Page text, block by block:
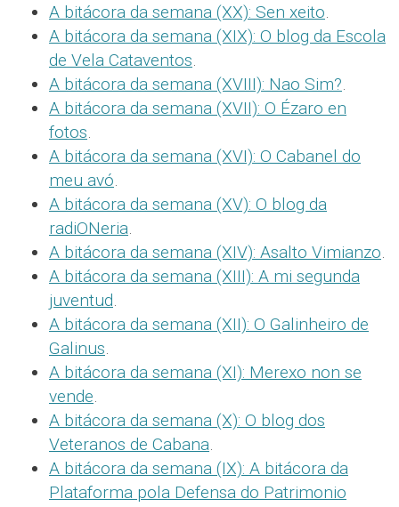
A bitácora da semana (XX): Sen xeito.
A bitácora da semana (XIX): O blog da Escola
de Vela Cataventos.
A bitácora da semana (XVIII): Nao Sim?.
A bitácora da semana (XVII): O Ézaro en
fotos.
A bitácora da semana (XVI): O Cabanel do
meu avó.
A bitácora da semana (XV): O blog da
radiONeria.
A bitácora da semana (XIV): Asalto Vimianzo.
A bitácora da semana (XIII): A mi segunda
juventud.
A bitácora da semana (XII): O Galinheiro de
Galinus.
A bitácora da semana (XI): Merexo non se
vende.
A bitácora da semana (X): O blog dos
Veteranos de Cabana.
A bitácora da semana (IX): A bitácora da
Plataforma pola Defensa do Patrimonio